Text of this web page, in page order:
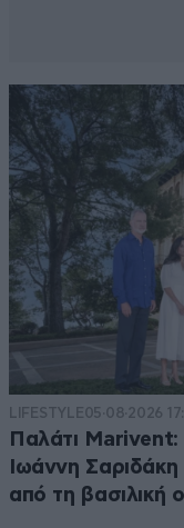
LIFESTYLE05·08·2026
Παλάτι
Ιωάννη
από τη βασιλική